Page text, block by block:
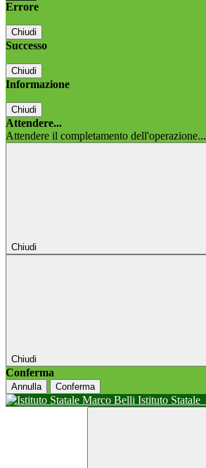
Errore
Chiudi
Successo
Chiudi
Informazione
Chiudi
Attendere...
Attendere il completamento dell'operazione...
Chiudi
Chiudi
Conferma
Annulla Conferma
Istituto Statale